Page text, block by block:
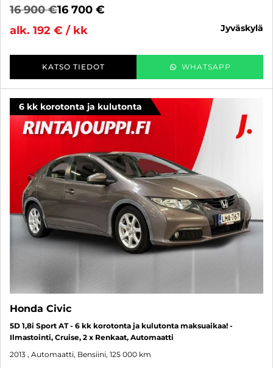
16 900 €16 700 €
alk. 192 € / kk
jyväskylä
KATSO TIEDOT WHATSAPP
6 kk korotonta ja kulutonta
Honda Civic
5D 1,8i Sport AT - 6 kk korotonta ja kulutonta maksuaikaa! -
Ilmastointi, Cruise, 2 x Renkaat, Automaatti
2013 , Automaatti, Bensiini, 125 000 km